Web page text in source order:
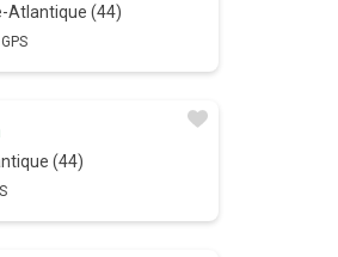
Atlantique (44)
(44)